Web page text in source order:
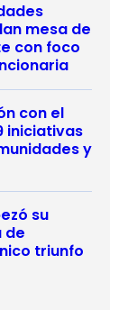
mesa de
con foco
con el
iniciativas
y
su
de
triunfo